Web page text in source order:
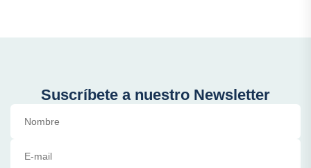
Suscríbete a nuestro Newsletter